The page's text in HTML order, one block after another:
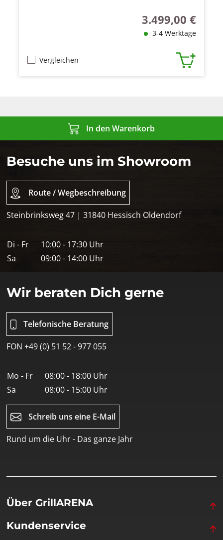
Regulärer Preis:
3.499,00 €
3-4 Werktage
Vergleichen
In den Warenkorb
Besuche uns im Showroom
Route / Wegbeschreibung
Steinbrinksweg 47 | 31840 Hessisch Oldendorf
Di - Fr
10:00 - 17:30 Uhr
Sa
09:00 - 14:00 Uhr
Wir beraten Dich gerne
Telefonische Beratung
FON +49 (0) 51 52 - 977 055
Mo - Fr
08:00 - 18:00 Uhr
Sa
08:00 - 15:00 Uhr
Schreib uns eine E-Mail
Rund um die Uhr - Das ganze Jahr
Über GrillARENA
Kundenservice